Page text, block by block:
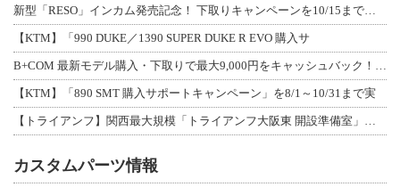
新型「RESO」インカム発売記念！ 下取りキャンペーンを10/15まで延長して開
【KTM】「990 DUKE／1390 SUPER DUKE R EVO 購入サ
B+COM 最新モデル購入・下取りで最大9,000円をキャッシュバック！「B+F
【KTM】「890 SMT 購入サポートキャンペーン」を8/1～10/31まで実
【トライアンフ】関西最大規模「トライアンフ大阪東 開設準備室」がオープン！ 限定
カスタムパーツ情報